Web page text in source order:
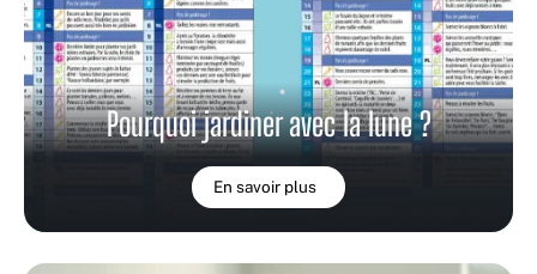
Pourquoi jardiner avec la lune ?
En savoir plus